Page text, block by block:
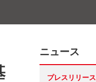
ニュース
プレスリリース